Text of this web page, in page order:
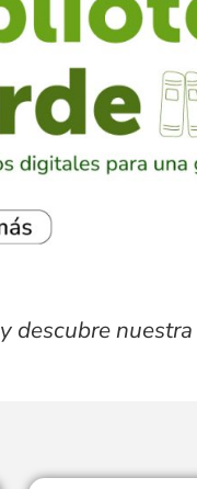
y descubre nuestra